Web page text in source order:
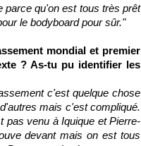
parce qu'on est tous très prêt
le bodyboard pour sûr."
mondial et premier
? As-tu pu identifier les
c'est quelque chose
mais c'est compliqué.
pas venu à Iquique et Pierre-
devant mais on est tous